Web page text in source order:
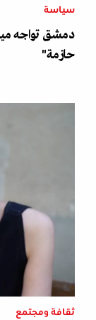
سياسة
دمشق تواجه
حازمة"
ثقافة ومجتمع